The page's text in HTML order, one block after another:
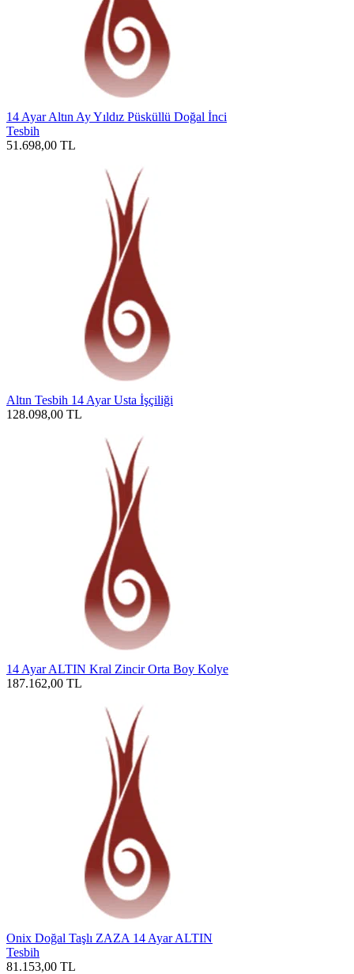
14 Ayar Altın Ay Yıldız Püsküllü Doğal İnci
Tesbih
51.698,00 TL
Altın Tesbih 14 Ayar Usta İşçiliği
128.098,00 TL
14 Ayar ALTIN Kral Zincir Orta Boy Kolye
187.162,00 TL
Onix Doğal Taşlı ZAZA 14 Ayar ALTIN
Tesbih
81.153,00 TL